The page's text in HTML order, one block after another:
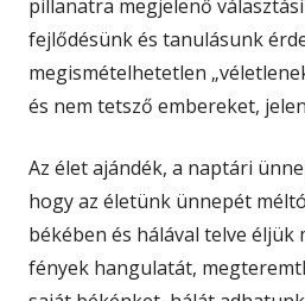
pillanatra megjelenő
fejlődésünk és tanulásunk
megismételhetetlen
és nem tetsző embereket,
Az élet ajándék, a naptári
hogy az életünk ünnepét
békében és hálával telve
fények hangulatát,